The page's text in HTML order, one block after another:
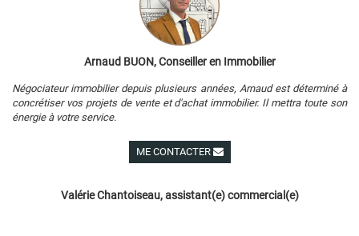
Arnaud BUON, Conseiller en Immobilier
Négociateur immobilier depuis plusieurs années, Arnaud est déterminé à
concrétiser vos projets de vente et d'achat immobilier. Il mettra toute son
énergie à votre service.
ME CONTACTER
Valérie Chantoiseau, assistant(e) commercial(e)